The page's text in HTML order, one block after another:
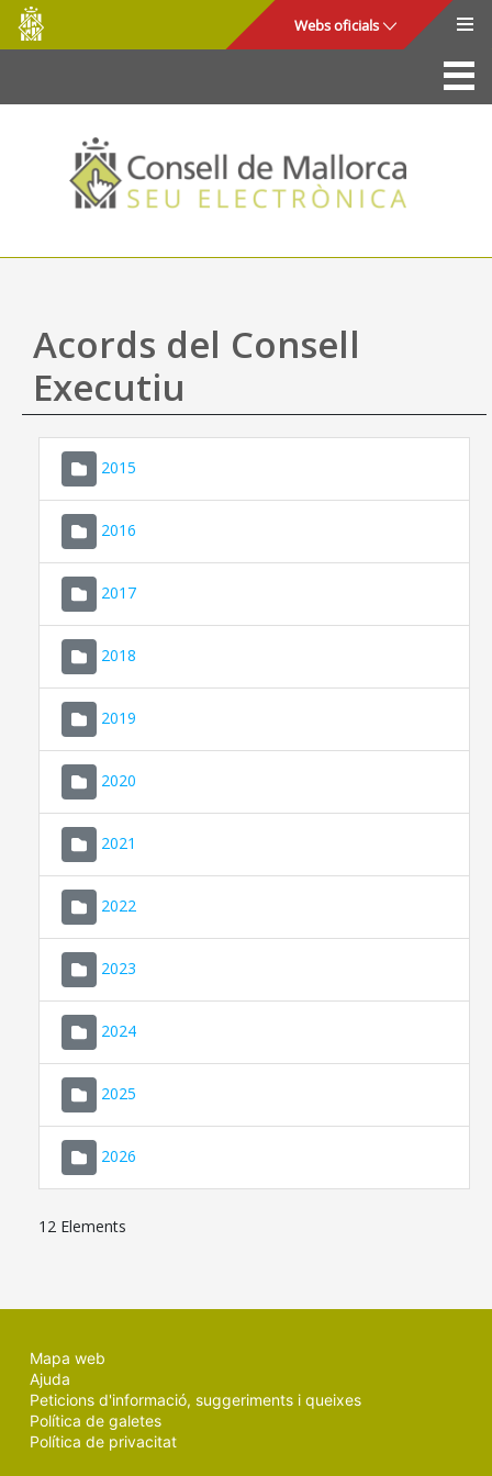
Salta al contingut principal
Consell
de
Mallorca
Webs oficials
La Seu
Consell de Mallorca
Accés i seguretat
Utilitats
Ajuda
Acords del Consell
Executiu
2015
2016
2017
2018
2019
2020
2021
2022
2023
2024
2025
2026
12 Elements
Mapa web
Ajuda
Peticions d'informació, suggeriments i queixes
Política de galetes
Política de privacitat